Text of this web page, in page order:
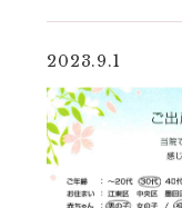
2023.9.1